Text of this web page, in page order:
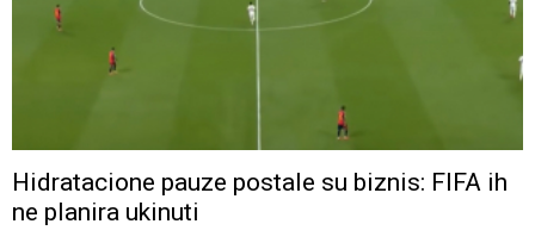
Hidratacione pauze postale su biznis: FIFA ih
ne planira ukinuti